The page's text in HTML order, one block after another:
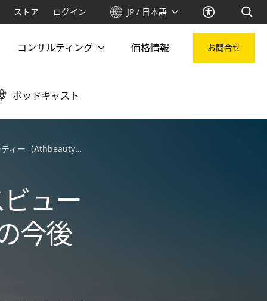
ストア ログイン JP / 日本語
コンサルティング 価格情報 お問合せ
ポッドキャスト
）トレンドの今後は？
ュー
今後